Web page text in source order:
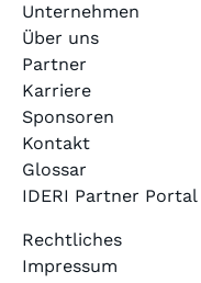
Unternehmen
Über uns
Partner
Karriere
Sponsoren
Kontakt
Glossar
IDERI Partner Portal
Rechtliches
Impressum